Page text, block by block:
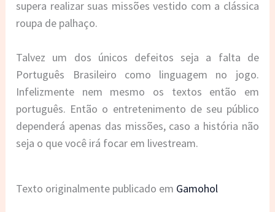
supera realizar suas missões vestido com a clássica
roupa de palhaço.
Talvez um dos únicos defeitos seja a falta de
Português Brasileiro como linguagem no jogo.
Infelizmente nem mesmo os textos então em
português. Então o entretenimento de seu público
dependerá apenas das missões, caso a história não
seja o que você irá focar em livestream.
Texto originalmente publicado em Gamohol